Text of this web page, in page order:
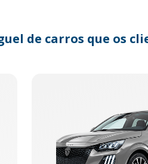
de carros que os